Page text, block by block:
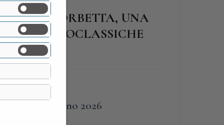
DI CORBETTA, UNA
NEOCLASSICHE
7 Giugno 2026